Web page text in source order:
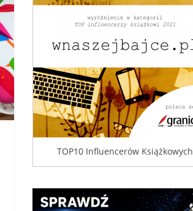
TOP10 Influencerów Książkowych